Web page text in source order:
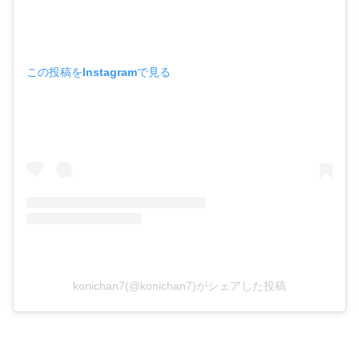
この投稿をInstagramで見る
konichan7(@konichan7)がシェアした投稿